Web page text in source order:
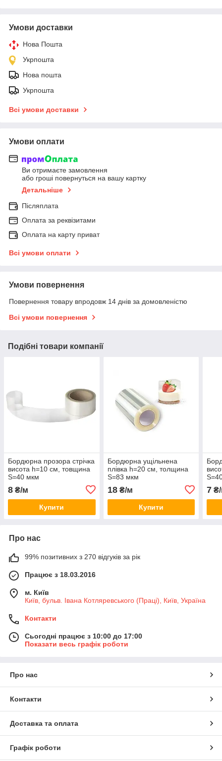
Умови доставки
Нова Пошта
Укрпошта
Нова пошта
Укрпошта
Всі умови доставки
Умови оплати
Ви отримаєте замовлення
або гроші повернуться на вашу картку
Детальніше
Післяплата
Оплата за реквізитами
Оплата на карту приват
Всі умови оплати
Умови повернення
Повернення товару впродовж 14 днів за домовленістю
Всі умови повернення
Подібні товари компанії
Бордюрна прозора стрічка
висота h=10 см, товщина
S=40 мкм
8 ₴/м
Купити
Бордюрна ущільнена
плівка h=20 см, толщина
S=83 мкм
18₴/м
Купити
7
Про нас
99% позитивних з 270 відгуків за рік
Працює з 18.03.2016
м. Київ
Київ, бульв. Івана Котляревського (Праці), Київ, Україна
Контакти
Сьогодні працює з 10:00 до 17:00
Показати весь графік роботи
Про нас
Контакти
Доставка та оплата
Графік роботи